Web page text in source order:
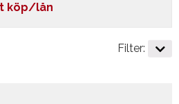
köp/lån
Filter: